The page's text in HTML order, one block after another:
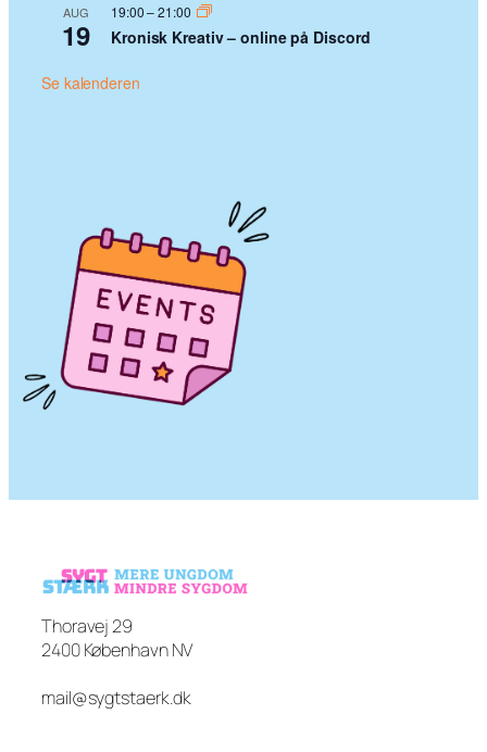
AUG
19
19:00–21:00
Kronisk Kreativ – online på Discord
Se kalenderen
Thoravej 29
2400 København NV
mail@sygtstaerk.dk